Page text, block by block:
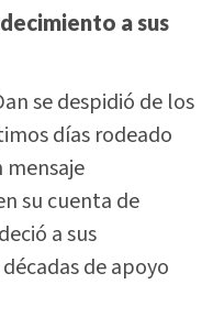
a sus
se despidió de los
días rodeado
mensaje
su cuenta de
a sus
de apoyo